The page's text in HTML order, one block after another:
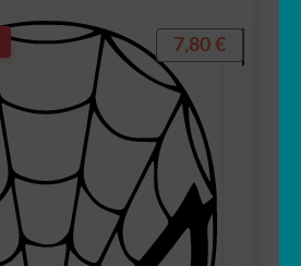
7,80 €